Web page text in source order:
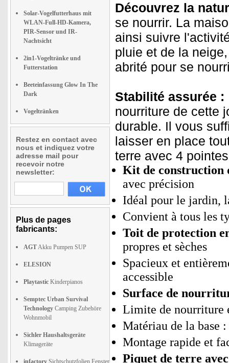
Solar-Vogelfutterhaus mit
WLAN-Full-HD-Kamera,
PIR-Sensor und IR-
Nachtsicht
2in1-Vogeltränke und
Futterstation
Beeteinfassung Glow In The
Dark
Vogeltränken
Restez en contact avec
nous et indiquez votre
adresse mail pour
recevoir notre
newsletter:
Plus de pages
fabricants:
AGTAkku Pumpen SUP
ELESION
Playtastic Kinderpianos
Semptec Urban Survival
Technology Camping Zubehöre
Wohnmobil
Sichler Haushaltsgeräte
Klimageräte
infactory Sichtschutzfolien Fenster
Découvrez la
se nourrir. La
ainsi suivre
pluie et de la
abrité pour se
Stabilité assurée :
nourriture de cette
durable. Il vous
laisser en place
terre avec 4
Kit de construction
avec précision
Idéal pour le jardin,
Convient à tous les
Toit de protection
propres et sèches
Spacieux et
accessible
Surface de
Limite de nourriture
Matériau de la base
Montage rapide et
Piquet de terre